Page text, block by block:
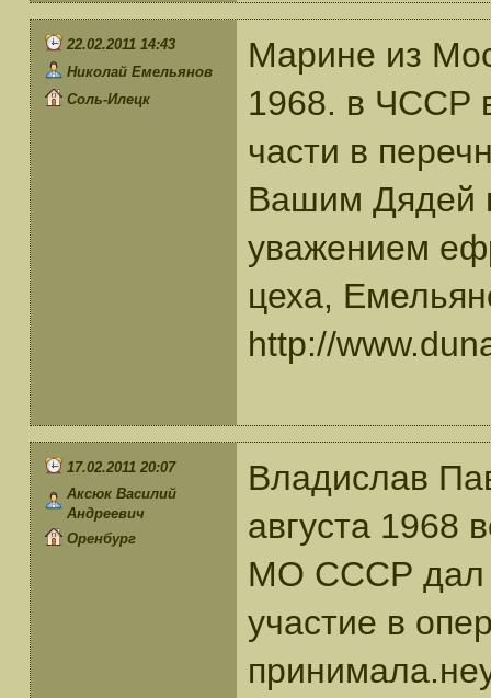
22.02.2011 14:43
Николай Емельянов
Соль-Илецк
Марине из
1968. в ЧССР
части в
Вашим Дядей
уважением
цеха,
http://
17.02.2011 20:07
Аксюк Василий
Андреевич
Оренбург
Владислав
августа 1968
МО СССР дал
участие в